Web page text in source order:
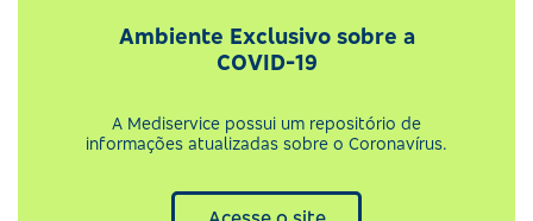
Ambiente Exclusivo sobre a
COVID-19
A Mediservice possui um repositório de
informações atualizadas sobre o Coronavírus.